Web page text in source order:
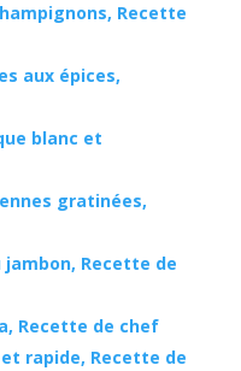
Recette
aux épices,
blanc et
gratinées,
Recette de
Recette de chef
rapide, Recette de